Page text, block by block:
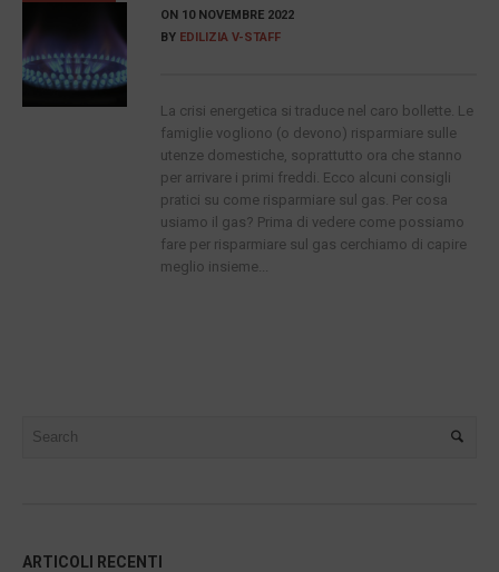
ON 10 NOVEMBRE 2022
BY EDILIZIA V-STAFF
La crisi energetica si traduce nel caro bollette. Le
famiglie vogliono (o devono) risparmiare sulle
utenze domestiche, soprattutto ora che stanno
per arrivare i primi freddi. Ecco alcuni consigli
pratici su come risparmiare sul gas. Per cosa
usiamo il gas? Prima di vedere come possiamo
fare per risparmiare sul gas cerchiamo di capire
meglio insieme...
ARTICOLI RECENTI